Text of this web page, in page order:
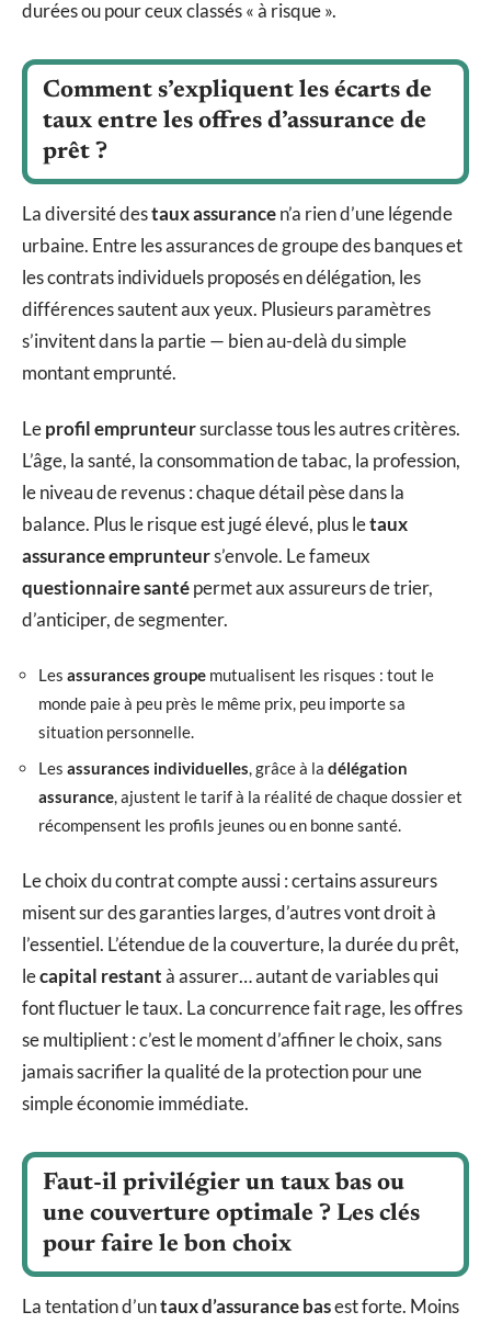
durées ou pour ceux classés « à risque ».
Comment s’expliquent les écarts de
taux entre les offres d’assurance de
prêt ?
La diversité destaux assurancen’a rien d’une légende
urbaine. Entre les assurances de groupe des banques et
les contrats individuels proposés en délégation, les
différences sautent aux yeux. Plusieurs paramètres
s’invitent dans la partie — bien au-delà du simple
montant emprunté.
Leprofil emprunteursurclasse tous les autres critères.
L’âge, la santé, la consommation de tabac, la profession,
le niveau de revenus : chaque détail pèse dans la
balance. Plus le risque est jugé élevé, plus letaux
assurance emprunteurs’envole. Le fameux
questionnaire santépermet aux assureurs de trier,
d’anticiper, de segmenter.
Les assurances groupe mutualisent les risques : tout le
monde paie à peu près le même prix, peu importe sa
situation personnelle.
Les assurances individuelles, grâce à la délégation
assurance, ajustent le tarif à la réalité de chaque dossier et
récompensent les profils jeunes ou en bonne santé.
Le choix du contrat compte aussi : certains assureurs
misent sur des garanties larges, d’autres vont droit à
l’essentiel. L’étendue de la couverture, la durée du prêt,
lecapital restantà assurer… autant de variables qui
font fluctuer le taux. La concurrence fait rage, les offres
se multiplient : c’est le moment d’affiner le choix, sans
jamais sacrifier la qualité de la protection pour une
simple économie immédiate.
Faut-il privilégier un taux bas ou
une couverture optimale ? Les clés
pour faire le bon choix
La tentation d’untaux d’assurance basest forte. Moins